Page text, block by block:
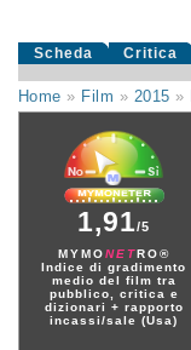
Scheda Critica
Home » Film » 2015 »
1,91/5
MYMONETRO®
Indice di gradimento
medio del film tra
pubblico, critica e
dizionari + rapporto
incassi/sale (Usa)